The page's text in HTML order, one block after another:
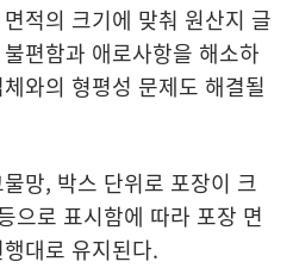
적의 크기에 맞춰 원산지 글
편함과 애로사항을 해소하
와의 형평성 문제도 해결될
망, 박스 단위로 포장이 크
으로 표시함에 따라 포장 면
대로 유지된다.